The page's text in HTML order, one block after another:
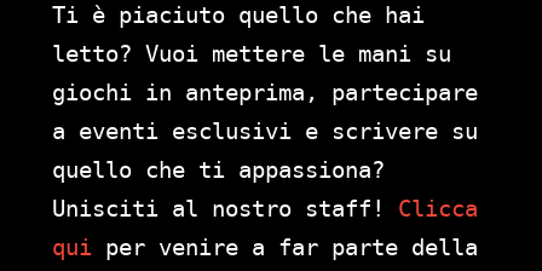
Ti è piaciuto quello che hai
letto? Vuoi mettere le mani su
giochi in anteprima, partecipare
a eventi esclusivi e scrivere su
quello che ti appassiona?
Unisciti al nostro staff! Clicca
qui per venire a far parte della